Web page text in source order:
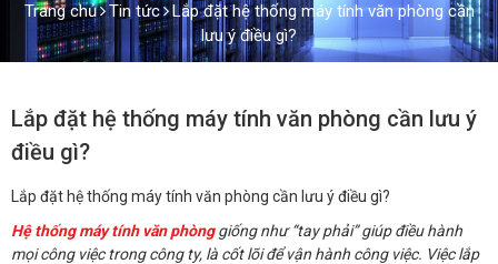
Trang chủ Tin tức
Lắp đặt hệ thống máy tính văn phòng cần
lưu ý điều gì?
Lắp đặt hệ thống máy tính văn phòng cần lưu ý
điều gì?
Lắp đặt hệ thống máy tính văn phòng cần lưu ý điều gì?
Hệ thống máy tính văn phònggiống như “tay phải” giúp điều hành
mọi công việc trong công ty, là cốt lõi để vận hành công việc. Việc lắp